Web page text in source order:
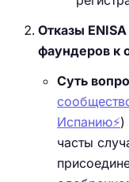
Отказы
фаундеров к
Суть
Испанию⚡️)
часты